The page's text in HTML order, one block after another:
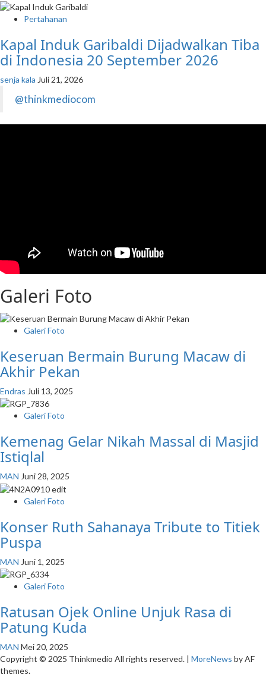
Pertahanan
Kapal Induk Garibaldi Dijadwalkan Tiba
di Indonesia 20 September 2026
senja kala Juli 21, 2026
@thinkmediocom
Galeri Foto
Galeri Foto
Keseruan Bermain Burung Macaw di
Akhir Pekan
Endras Juli 13, 2025
Galeri Foto
Kemenag Gelar Nikah Massal di Masjid
Istiqlal
MAN Juni 28, 2025
Galeri Foto
Konser Ruth Sahanaya Tribute to Titiek
Puspa
MAN Juni 1, 2025
Galeri Foto
Ratusan Ojek Online Unjuk Rasa di
Patung Kuda
MAN Mei 20, 2025
Copyright © 2025 Thinkmedio All rights reserved. | MoreNews by AF
themes.